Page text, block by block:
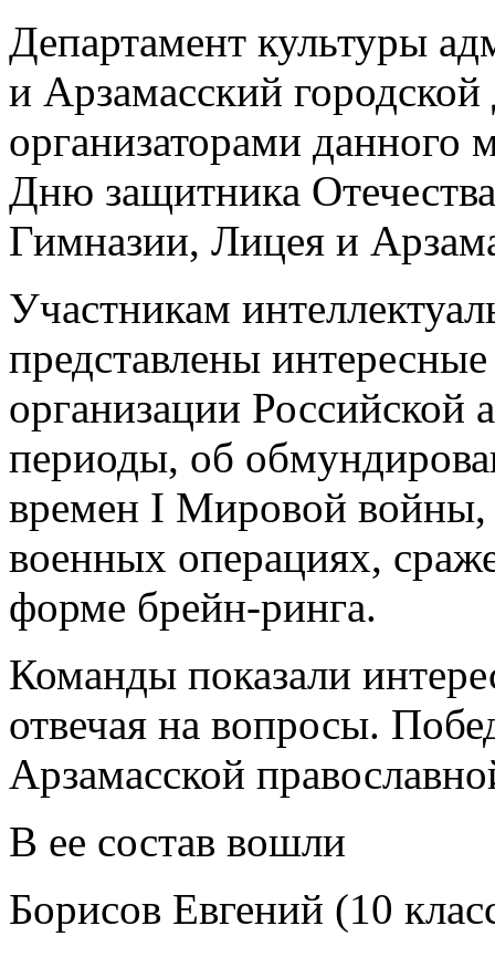
Департамент культуры
и Арзамасский
организаторами данного
Дню защитника
Гимназии, Лицея и
Участникам
представлены
организации Российской
периоды, об
времен I Мировой войны,
военных операциях,
форме брейн-ринга.
Команды показали
отвечая на вопросы.
Арзамасской
В ее состав вошли
Борисов Евгений (10